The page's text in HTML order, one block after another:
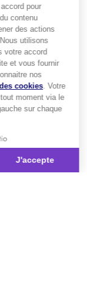
accord pour
du contenu
des actions
Nous utilisons
votre accord
et vous fournir
nos
des cookies. Votre
tout moment via le
sur chaque
J'accepte